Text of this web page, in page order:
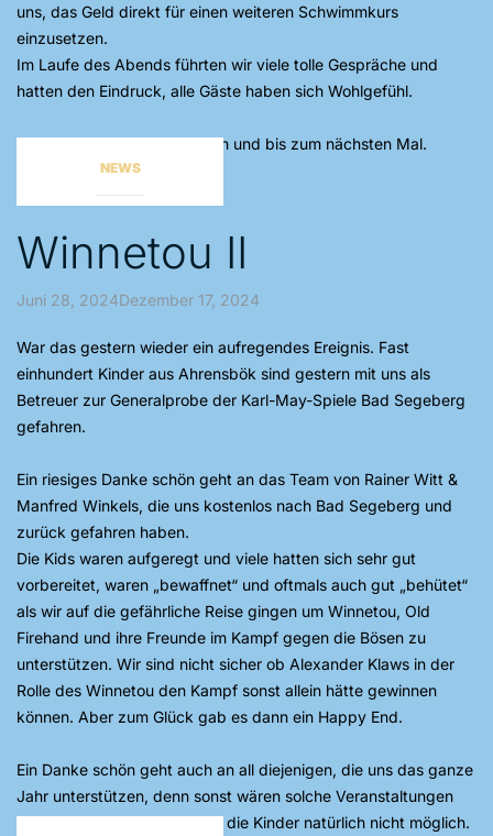
uns, das Geld direkt für einen weiteren Schwimmkurs
einzusetzen.
Im Laufe des Abends führten wir viele tolle Gespräche und
hatten den Eindruck, alle Gäste haben sich Wohlgefühl.
Vielen Dank für euren Besuch und bis zum nächsten Mal.
NEWS
Winnetou II
Juni 28, 2024Dezember 17, 2024
War das gestern wieder ein aufregendes Ereignis. Fast
einhundert Kinder aus Ahrensbök sind gestern mit uns als
Betreuer zur Generalprobe der Karl-May-Spiele Bad Segeberg
gefahren.
Ein riesiges Danke schön geht an das Team von Rainer Witt &
Manfred Winkels, die uns kostenlos nach Bad Segeberg und
zurück gefahren haben.
Die Kids waren aufgeregt und viele hatten sich sehr gut
vorbereitet, waren „bewaffnet“ und oftmals auch gut „behütet“
als wir auf die gefährliche Reise gingen um Winnetou, Old
Firehand und ihre Freunde im Kampf gegen die Bösen zu
unterstützen. Wir sind nicht sicher ob Alexander Klaws in der
Rolle des Winnetou den Kampf sonst allein hätte gewinnen
können. Aber zum Glück gab es dann ein Happy End.
Ein Danke schön geht auch an all diejenigen, die uns das ganze
Jahr unterstützen, denn sonst wären solche Veranstaltungen
für uns und in erster Linie für die Kinder natürlich nicht möglich.